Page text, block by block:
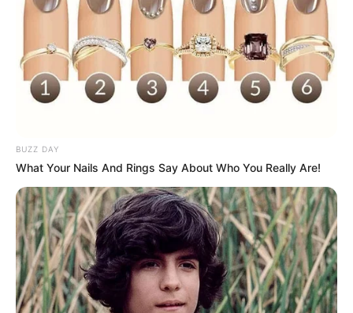
(foto: instagram/shingu_heart_of_kumano)
BUZZ DAY
What Your Nails And Rings Say About Who You Really Are!